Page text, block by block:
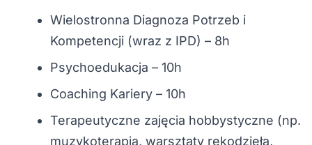
Wielostronna Diagnoza Potrzeb i
Kompetencji (wraz z IPD) – 8h
Psychoedukacja – 10h
Coaching Kariery – 10h
Terapeutyczne zajęcia hobbystyczne (np.
muzykoterapia, warsztaty rękodzieła,